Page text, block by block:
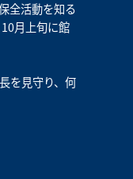
全活動を知る
月上旬に館
を見守り、何